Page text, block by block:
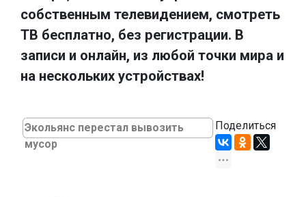
собственным телевидением, смотреть
ТВ бесплатно, без регистрации. В
записи и онлайн, из любой точки мира и
на нескольких устройствах!
Экольянс перестал вывозить
мусор
Поделиться